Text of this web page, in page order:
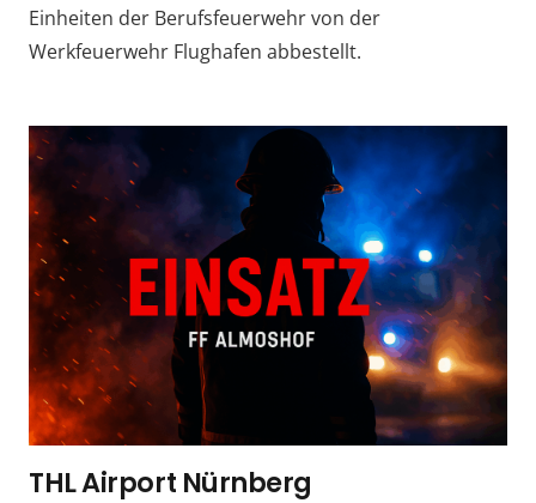
Einheiten der Berufsfeuerwehr von der
Werkfeuerwehr Flughafen abbestellt.
THL Airport Nürnberg